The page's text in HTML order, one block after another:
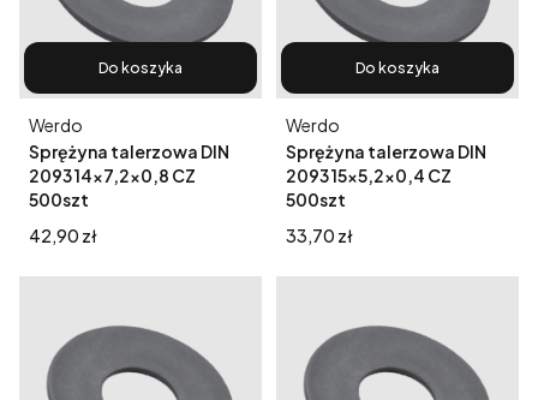
Do koszyka
Sprężyna talerzowa DIN
2093 14x7,2x0,8 CZ
500szt
Producent
Werdo
Cena
42,90 zł
Do koszyka
Sprężyna talerzowa DIN
2093 15x5,2x0,4 CZ
500szt
Producent
Werdo
Cena
33,70 zł